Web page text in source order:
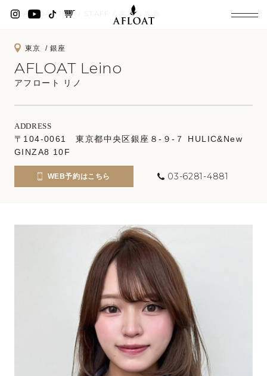
AFLOAT TOP 美才治 明華
東京 銀座
AFLOAT Leino
アフロート リノ
ADDRESS
〒104-0061 東京都中央区銀座８-９-７ HULIC&New
GINZA8 10F
WEB予約はこちら 03-6281-4881